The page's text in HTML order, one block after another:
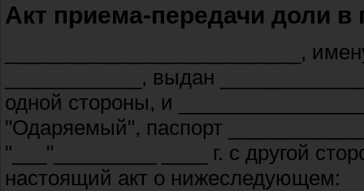
Акт приема-передачи доли в
__________________________,
____________, выдан
одной стороны, и
"Одаряемый", паспорт
"___"_________ ____ г. с другой
настоящий акт о нижеследующем: